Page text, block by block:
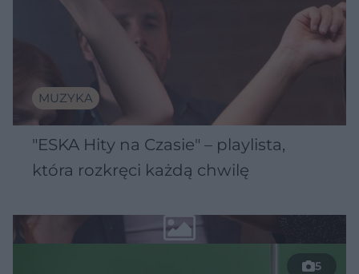
MUZYKA
"ESKA Hity na Czasie" – playlista,
która rozkręci każdą chwilę
5